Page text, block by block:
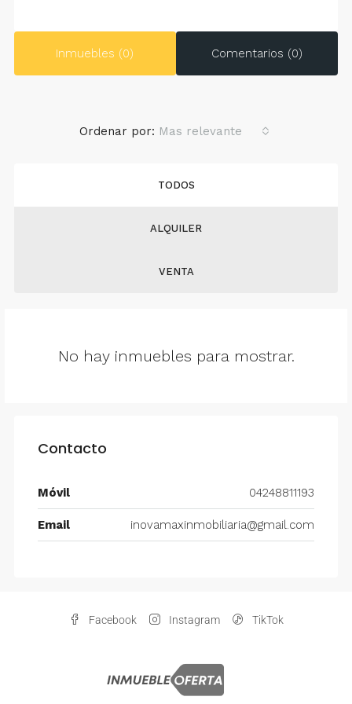
Inmuebles (0) Comentarios (0)
TODOS
ALQUILER
VENTA
Ordenar por: Mas relevante
No hay inmuebles para mostrar.
Contacto
Móvil 04248811193
Email inovamaxinmobiliaria@gmail.com
Facebook Instagram TikTok